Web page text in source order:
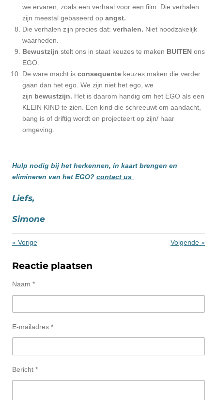
we ervaren, zoals een verhaal voor een film. Die verhalen
zijn meestal gebaseerd op angst.
Die verhalen zijn precies dat: verhalen. Niet noodzakelijk
waarheden.
Bewustzijn stelt ons in staat keuzes te maken BUITEN ons
EGO.
De ware macht is consequente keuzes maken die verder
gaan dan het ego. We zijn niet het ego, we
zijn bewustzijn. Het is daarom handig om het EGO als een
KLEIN KIND te zien. Een kind die schreeuwt om aandacht,
bang is of driftig wordt en projecteert op zijn/ haar
omgeving.
Hulp nodig bij het herkennen, in kaart brengen en
elimineren van het EGO? contact us
Liefs,
Simone
« Vorige Volgende »
Reactie plaatsen
Naam *
E-mailadres *
Bericht *